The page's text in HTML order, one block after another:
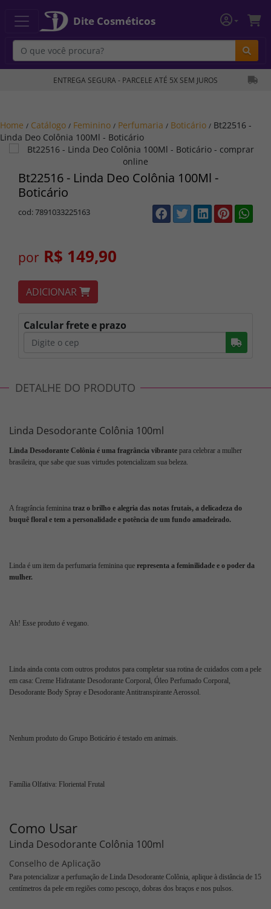
Dite Cosméticos
ENTREGA SEGURA - PARCELE ATÉ 5X SEM JUROS
Home / Catálogo / Feminino / Perfumaria / Boticário / Bt22516 -
Linda Deo Colônia 100Ml - Boticário
Bt22516 - Linda Deo Colônia 100Ml -
Boticário
cod: 7891033225163
por R$ 149,90
ADICIONAR
Calcular frete e prazo
DETALHE DO PRODUTO
Linda Desodorante Colônia 100ml
Linda Desodorante Colônia é uma fragrância vibrante para celebrar a mulher
brasileira, que sabe que suas virtudes potencializam sua beleza.
A fragrância feminina traz o brilho e alegria das notas frutais, a delicadeza do
buquê floral e tem a personalidade e potência de um fundo amadeirado.
Linda é um item da perfumaria feminina que representa a feminilidade e o poder da
mulher.
Ah! Esse produto é vegano.
Linda ainda conta com outros produtos para completar sua rotina de cuidados com a pele
em casa: Creme Hidratante Desodorante Corporal, Óleo Perfumado Corporal,
Desodorante Body Spray e Desodorante Antitranspirante Aerossol.
Nenhum produto do Grupo Boticário é testado em animais.
Família Olfativa: Floriental Frutal
Como Usar
Linda Desodorante Colônia 100ml
Conselho de Aplicação
Para potencializar a perfumação de Linda Desodorante Colônia, aplique à distância de 15
centímetros da pele em regiões como pescoço, dobras dos braços e nos pulsos.